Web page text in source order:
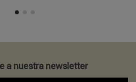
a nuestra newsletter